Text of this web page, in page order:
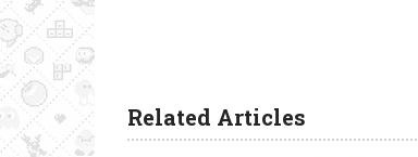
Related Articles